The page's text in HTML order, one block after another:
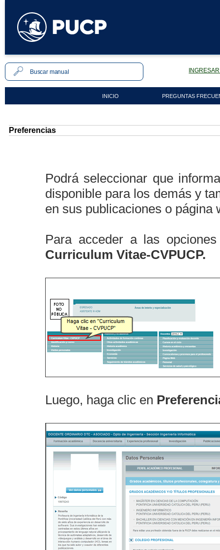
INICIO PREGUNTAS
Preferencias
Podrá seleccionar que
disponible para los demás y
en sus publicaciones o página
Para acceder a las
Curriculum Vitae-CVPUCP.
Luego, haga clic en